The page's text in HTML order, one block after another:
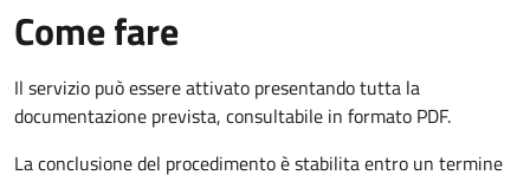
Come fare
Il servizio può essere attivato presentando tutta la
documentazione prevista, consultabile in formato PDF.
La conclusione del procedimento è stabilita entro un termine